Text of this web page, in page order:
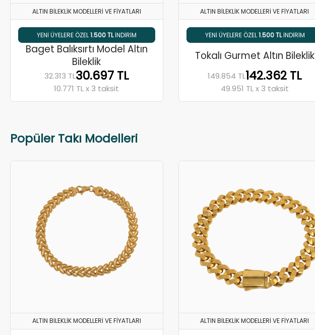
ALTIN BILEKLIK MODELLERI VE FIYATLARI
% 5 HAVALE / EFT İNDIRIMI
Baget Balıksırtı Model Altın
Bileklik
32.313 TL30.697 TL
10.771 TL x 3 taksit
ALTIN BILEKLIK MODELLERI VE FIYATLARI
YENI ÜYELERE ÖZEL1.500 TL % 5 HAVALE / EFT İNDIRIMI
Tokalı Gurmet Altın Bileklik
149.854 TL142.362 TL
49.951 TL x 3 taksit
YENI ÜYELERE ÖZEL1.500 TL
Popüler Takı Modelleri
ALTIN BILEKLIK MODELLERI VE FIYATLARI ALTIN BILEKLIK MODELLERI VE FIYATLARI